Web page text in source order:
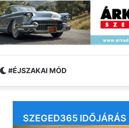
#ÉJSZAKAI MÓD
SZEGED365 IDŐJÁRÁS